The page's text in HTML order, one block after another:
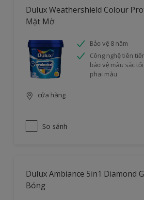
Dulux Weathershield Colour
Mặt Mờ
Bảo vệ 8 năm
Công nghệ tiên
bảo vệ màu sắc
phai màu
cửa hàng
So sánh
Dulux Ambiance 5in1 Diamond
Bóng